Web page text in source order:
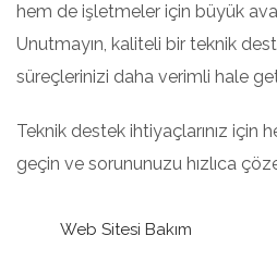
hem de işletmeler için büyük
Unutmayın, kaliteli bir teknik
süreçlerinizi daha verimli hale
Teknik destek ihtiyaçlarınız için
geçin ve sorununuzu hızlıca
Web Sitesi Bakım